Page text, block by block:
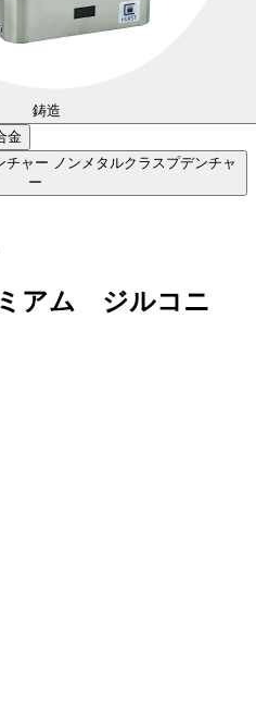
鋳造
金
ノンメタルクラスプデンチャ
ー
アム ジルコニ